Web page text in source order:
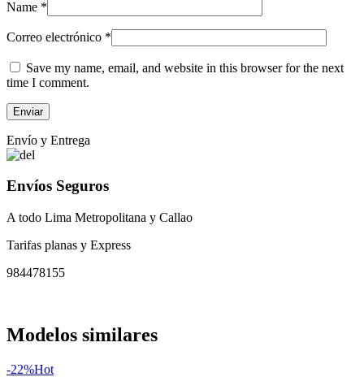
Name *
Correo electrónico *
Save my name, email, and website in this browser for the next
time I comment.
Envío y Entrega
Envíos Seguros
A todo Lima Metropolitana y Callao
Tarifas planas y Express
984478155
Modelos similares
-22%Hot